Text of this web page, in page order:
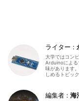
大学ではコン
Arduinoによる
味があります
しめるトピッ
海